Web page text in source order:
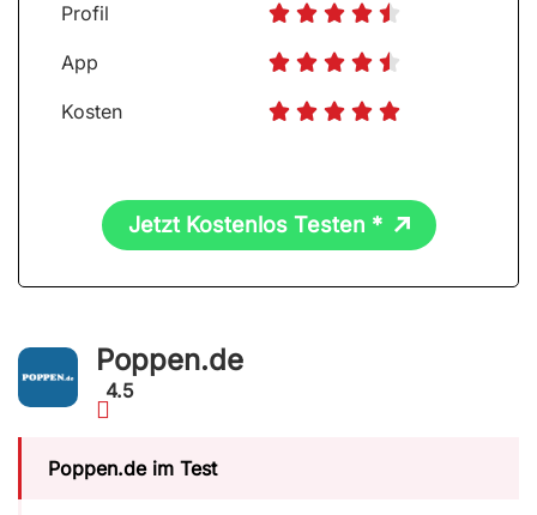
Profil     
App     
Kosten     
Jetzt Kostenlos Testen *
Poppen.de
4.5
Poppen.de im Test